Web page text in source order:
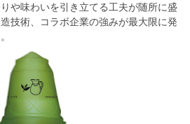
や味わいを引き立てる工夫が随所に盛
技術、コラボ企業の強みが最大限に発